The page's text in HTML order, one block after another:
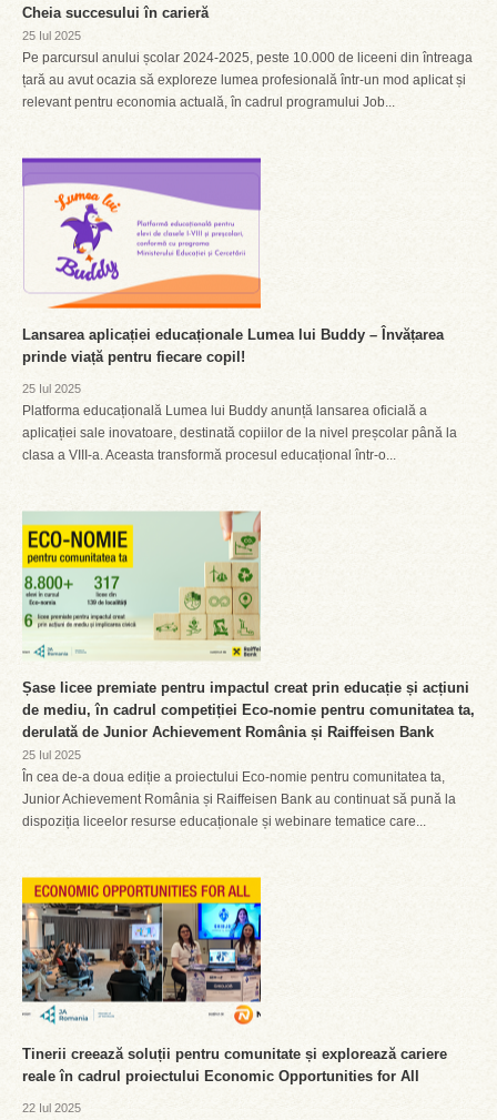
Cheia succesului în carieră
25 Iul 2025
Pe parcursul anului școlar 2024-2025, peste 10.000 de liceeni din întreaga
țară au avut ocazia să exploreze lumea profesională într-un mod aplicat și
relevant pentru economia actuală, în cadrul programului Job...
Lansarea aplicației educaționale Lumea lui Buddy – Învățarea
prinde viață pentru fiecare copil!
25 Iul 2025
Platforma educațională Lumea lui Buddy anunță lansarea oficială a
aplicației sale inovatoare, destinată copiilor de la nivel preșcolar până la
clasa a VIII-a. Aceasta transformă procesul educațional într-o...
Șase licee premiate pentru impactul creat prin educație și acțiuni
de mediu, în cadrul competiției Eco-nomie pentru comunitatea ta,
derulată de Junior Achievement România și Raiffeisen Bank
25 Iul 2025
În cea de-a doua ediție a proiectului Eco-nomie pentru comunitatea ta,
Junior Achievement România și Raiffeisen Bank au continuat să pună la
dispoziția liceelor resurse educaționale și webinare tematice care...
Tinerii creează soluții pentru comunitate și explorează cariere
reale în cadrul proiectului Economic Opportunities for All
22 Iul 2025